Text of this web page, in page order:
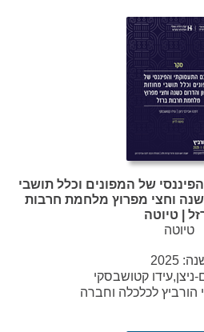
של המפונים וכלל תושבי
וחצי מפרוץ מלחמת חרבות
| טיוטה
טיוטה
2025
קטושבסקי
הורביץ לכלכלה וחברה